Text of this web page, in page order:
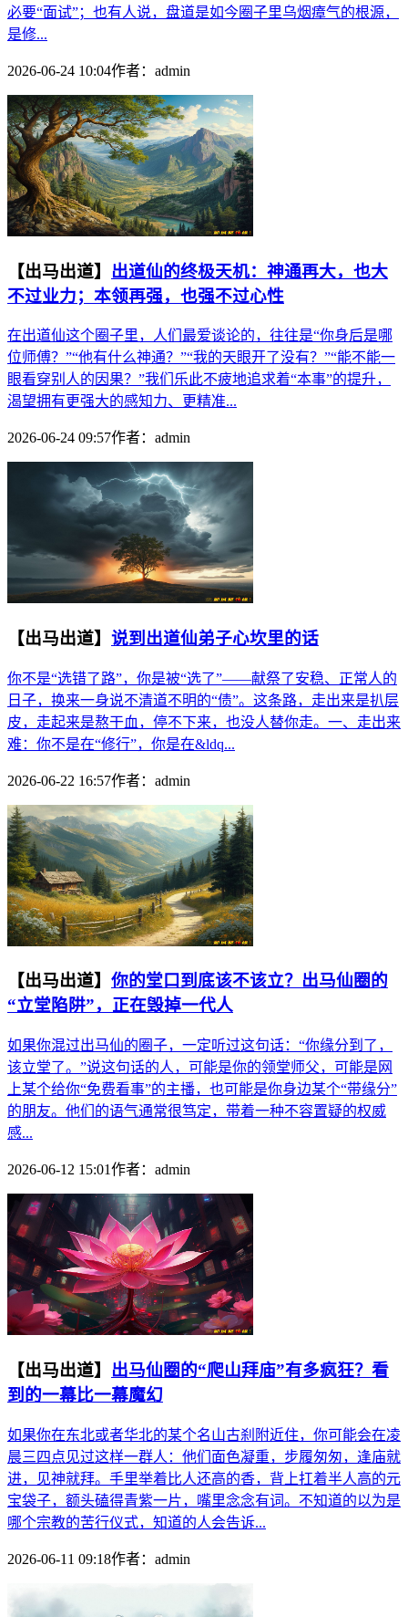
必要“面试”；也有人说，盘道是如今圈子里乌烟瘴气的根源，
是修...
2026-06-24 10:04作者： admin
【出马出道】 出道仙的终极天机：神通再大，也大
不过业力；本领再强，也强不过心性
在出道仙这个圈子里，人们最爱谈论的，往往是“你身后是哪
位师傅？”“他有什么神通？”“我的天眼开了没有？”“能不能一
眼看穿别人的因果？”我们乐此不疲地追求着“本事”的提升，
渴望拥有更强大的感知力、更精准...
2026-06-24 09:57作者： admin
【出马出道】 说到出道仙弟子心坎里的话
你不是“选错了路”，你是被“选了”——献祭了安稳、正常人的
日子，换来一身说不清道不明的“债”。这条路，走出来是扒层
皮，走起来是熬干血，停不下来，也没人替你走。一、走出来
难：你不是在“修行”，你是在&ldq...
2026-06-22 16:57作者： admin
【出马出道】 你的堂口到底该不该立？出马仙圈的
“立堂陷阱”，正在毁掉一代人
如果你混过出马仙的圈子，一定听过这句话：“你缘分到了，
该立堂了。”说这句话的人，可能是你的领堂师父，可能是网
上某个给你“免费看事”的主播，也可能是你身边某个“带缘分”
的朋友。他们的语气通常很笃定，带着一种不容置疑的权威
感...
2026-06-12 15:01作者： admin
【出马出道】 出马仙圈的“爬山拜庙”有多疯狂？看
到的一幕比一幕魔幻
如果你在东北或者华北的某个名山古刹附近住，你可能会在凌
晨三四点见过这样一群人：他们面色凝重，步履匆匆，逢庙就
进，见神就拜。手里举着比人还高的香，背上扛着半人高的元
宝袋子，额头磕得青紫一片，嘴里念念有词。不知道的以为是
哪个宗教的苦行仪式，知道的人会告诉...
2026-06-11 09:18作者： admin